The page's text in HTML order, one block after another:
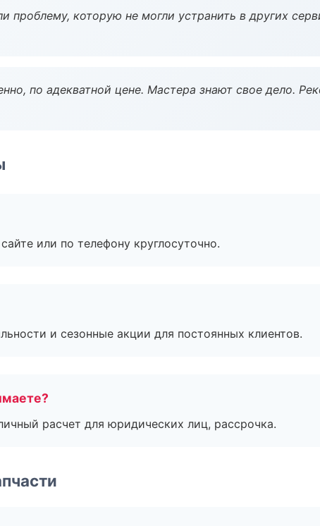
проблему, которую не могли устранить в других
по адекватной цене. Мастера знают свое дело.
или по телефону круглосуточно.
и сезонные акции для постоянных клиентов.
расчет для юридических лиц, рассрочка.